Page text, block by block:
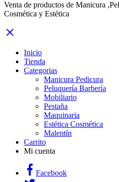
Venta de productos de Manicura
Cosmética y Estética
Inicio
Tienda
Categorias
Manicura Pedicura
Peluquería Barbería
Mobiliario
Pestaña
Maquinaria
Estética Cosmética
Malentín
Carrito
Mi cuenta
Facebook